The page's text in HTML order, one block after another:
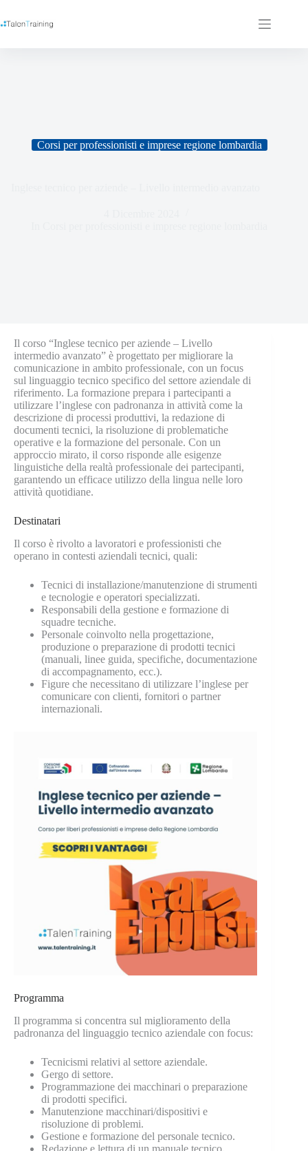
Corsi per professionisti e imprese regione lombardia
Il corso “Inglese tecnico per aziende – Livello
intermedio avanzato” è progettato per migliorare la
comunicazione in ambito professionale, con un focus
sul linguaggio tecnico specifico del settore aziendale di
riferimento. La formazione prepara i partecipanti a
utilizzare l’inglese con padronanza in attività come la
descrizione di processi produttivi, la redazione di
documenti tecnici, la risoluzione di problematiche
operative e la formazione del personale. Con un
approccio mirato, il corso risponde alle esigenze
linguistiche della realtà professionale dei partecipanti,
garantendo un efficace utilizzo della lingua nelle loro
attività quotidiane.
Destinatari
Il corso è rivolto a lavoratori e professionisti che
operano in contesti aziendali tecnici, quali:
Tecnici di installazione/manutenzione di strumenti
e tecnologie e operatori specializzati.
Responsabili della gestione e formazione di
squadre tecniche.
Personale coinvolto nella progettazione,
produzione o preparazione di prodotti tecnici
(manuali, linee guida, specifiche, documentazione
di accompagnamento, ecc.).
Figure che necessitano di utilizzare l’inglese per
comunicare con clienti, fornitori o partner
internazionali.
Programma
Il programma si concentra sul miglioramento della
padronanza del linguaggio tecnico aziendale con focus:
Tecnicismi relativi al settore aziendale.
Gergo di settore.
Programmazione dei macchinari o preparazione
di prodotti specifici.
Manutenzione macchinari/dispositivi e
risoluzione di problemi.
Gestione e formazione del personale tecnico.
Redazione e lettura di un manuale tecnico.